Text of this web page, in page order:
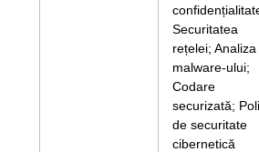
Securitatea
rețelei; Analiza
malware-ului;
Codare
securizată;
de securitate
cibernetică